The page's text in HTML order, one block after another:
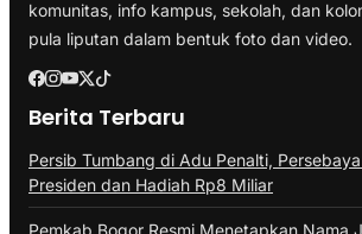
komunitas, info kampus, sekolah, dan
pula liputan dalam bentuk foto dan video.
Berita Terbaru
Persib Tumbang di Adu Penalti,
Presiden dan Hadiah Rp8 Miliar